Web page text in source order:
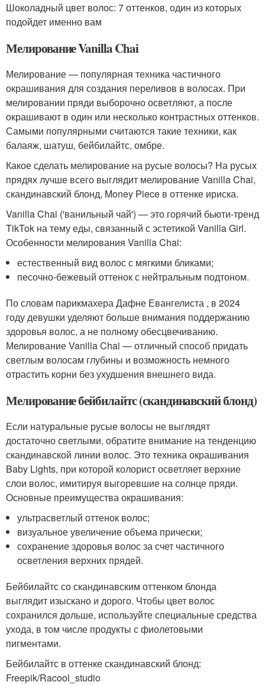
Шоколадный цвет волос: 7 оттенков, один из которых
подойдет именно вам
Мелирование Vanilla Chai
Мелирование — популярная техника частичного
окрашивания для создания переливов в волосах. При
мелировании пряди выборочно осветляют, а после
окрашивают в один или несколько контрастных оттенков.
Самыми популярными считаются такие техники, как
балаяж, шатуш, бейбилайтс, омбре.
Какое сделать мелирование на русые волосы? На русых
прядях лучше всего выглядит мелирование Vanilla Chai,
скандинавский блонд, Money Piece в оттенке ириска.
Vanilla Chai ('ванильный чай') — это горячий бьюти-тренд
TikTok на тему еды, связанный с эстетикой Vanilla Girl.
Особенности мелирования Vanilla Chai:
естественный вид волос с мягкими бликами;
песочно-бежевый оттенок с нейтральным подтоном.
По словам парикмахера Дафне Евангелиста , в 2024
году девушки уделяют больше внимания поддержанию
здоровья волос, а не полному обесцвечиванию.
Мелирование Vanilla Chai — отличный способ придать
светлым волосам глубины и возможность немного
отрастить корни без ухудшения внешнего вида.
Мелирование бейбилайтс (скандинавский блонд)
Если натуральные русые волосы не выглядят
достаточно светлыми, обратите внимание на тенденцию
скандинавской линии волос. Это техника окрашивания
Baby Lights, при которой колорист осветляет верхние
слои волос, имитируя выгоревшие на солнце пряди.
Основные преимущества окрашивания:
ультрасветлый оттенок волос;
визуальное увеличение объема прически;
сохранение здоровья волос за счет частичного
осветления верхних прядей.
Бейбилайтс со скандинавским оттенком блонда
выглядит изыскано и дорого. Чтобы цвет волос
сохранился дольше, используйте специальные средства
ухода, в том числе продукты с фиолетовыми
пигментами.
Бейбилайтс в оттенке скандинавский блонд:
Freepik/Racool_studio